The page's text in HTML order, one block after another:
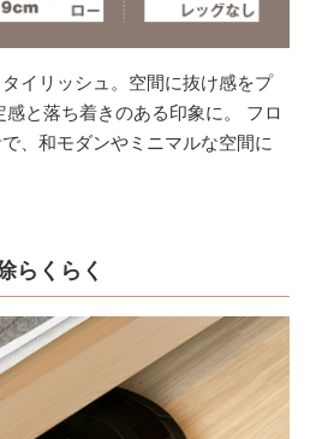
イリッシュ。空間に抜け感をプ
と落ち着きのある印象に。 フロ
、和モダンやミニマルな空間に
らくらく